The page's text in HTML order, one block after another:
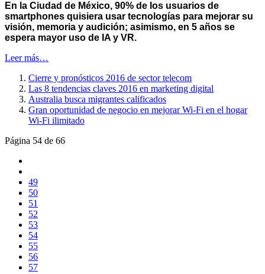
En la Ciudad de México, 90% de los usuarios de
smartphones quisiera usar tecnologías para mejorar su
visión, memoria y audición; asimismo, en 5 años se
espera mayor uso de IA y VR.
Leer más…
Cierre y pronósticos 2016 de sector telecom
Las 8 tendencias claves 2016 en marketing digital
Australia busca migrantes calificados
Gran oportunidad de negocio en mejorar Wi-Fi en el hogar
Wi-Fi ilimitado
Página 54 de 66
49
50
51
52
53
54
55
56
57